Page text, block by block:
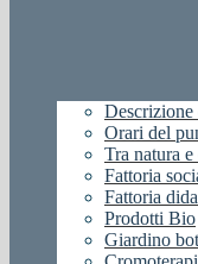
Orari del
Tra natura
Fattoria
Fattoria
Prodotti Bio
Giardino